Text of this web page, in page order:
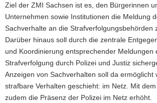
Ziel der ZMI Sachsen ist es, den Bürgerinnen
Unternehmen sowie Institutionen die Meldung
Sachverhalte an die Strafverfolgungsbehörden
Darüber hinaus soll durch die zentrale
und Koordinierung entsprechender Meldungen
Strafverfolgung durch Polizei und Justiz
Anzeigen von Sachverhalten soll da ermöglicht
strafbare Verhalten geschieht: im Netz. Mit
zudem die Präsenz der Polizei im Netz erhöht.